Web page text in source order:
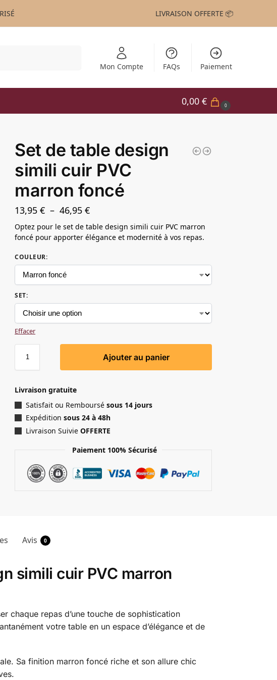
LIVRAISON OFFERTE 📦
Mon Compte FAQs Paiement
0,00 € 0
Set de table design
simili cuir PVC
marron foncé
13,95€ – 46,95€
Optez pour le set de table design simili cuir PVC marron
foncé pour apporter élégance et modernité à vos repas.
COULEUR:
SET:
Effacer
Ajouter au panier
Livraison gratuite
Satisfait ou Remboursésous 14 jours
Expédition sous 24 à 48h
Livraison SuivieOFFERTE
Paiement 100% Sécurisé
Avis 0
simili cuir PVC marron
chaque repas d’une touche de sophistication
votre table en un espace d’élégance et de
Sa finition marron foncé riche et son allure chic